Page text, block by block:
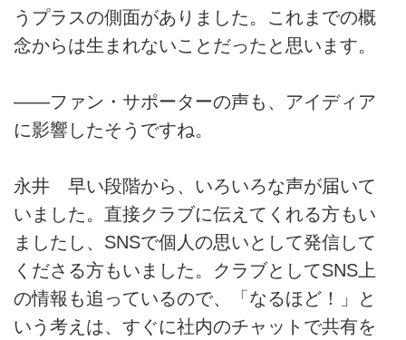
うプラスの側面がありました。これまでの概
念からは生まれないことだったと思います。
――ファン・サポーターの声も、アイディア
に影響したそうですね。
永井 早い段階から、いろいろな声が届いて
いました。直接クラブに伝えてくれる方もい
ましたし、SNSで個人の思いとして発信して
くださる方もいました。クラブとしてSNS上
の情報も追っているので、「なるほど！」と
いう考えは、すぐに社内のチャットで共有を